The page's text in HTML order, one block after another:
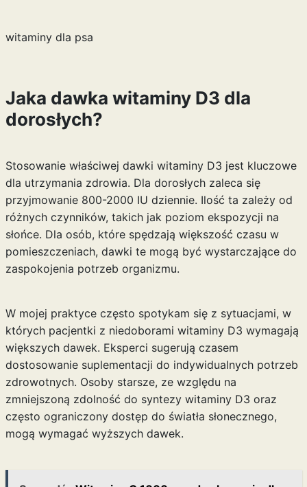
witaminy dla psa
Jaka dawka witaminy D3 dla
dorosłych?
Stosowanie właściwej dawki witaminy D3 jest kluczowe
dla utrzymania zdrowia. Dla dorosłych zaleca się
przyjmowanie 800-2000 IU dziennie. Ilość ta zależy od
różnych czynników, takich jak poziom ekspozycji na
słońce. Dla osób, które spędzają większość czasu w
pomieszczeniach, dawki te mogą być wystarczające do
zaspokojenia potrzeb organizmu.
W mojej praktyce często spotykam się z sytuacjami, w
których pacjentki z niedoborami witaminy D3 wymagają
większych dawek. Eksperci sugerują czasem
dostosowanie suplementacji do indywidualnych potrzeb
zdrowotnych. Osoby starsze, ze względu na
zmniejszoną zdolność do syntezy witaminy D3 oraz
często ograniczony dostęp do światła słonecznego,
mogą wymagać wyższych dawek.